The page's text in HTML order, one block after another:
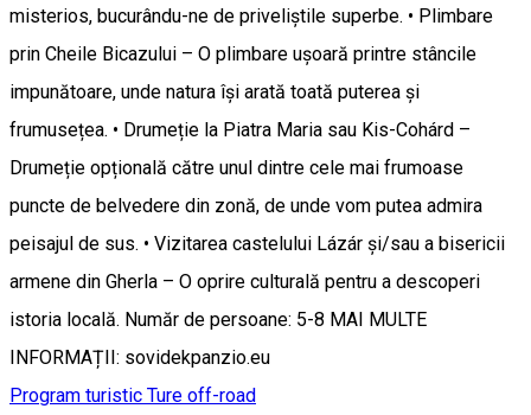
misterios, bucurându-ne de priveliștile superbe. • Plimbare
prin Cheile Bicazului – O plimbare ușoară printre stâncile
impunătoare, unde natura își arată toată puterea și
frumusețea. • Drumeție la Piatra Maria sau Kis-Cohárd –
Drumeție opțională către unul dintre cele mai frumoase
puncte de belvedere din zonă, de unde vom putea admira
peisajul de sus. • Vizitarea castelului Lázár și/sau a bisericii
armene din Gherla – O oprire culturală pentru a descoperi
istoria locală. Număr de persoane: 5-8 MAI MULTE
INFORMAȚII: sovidekpanzio.eu
Program turistic Ture off-road